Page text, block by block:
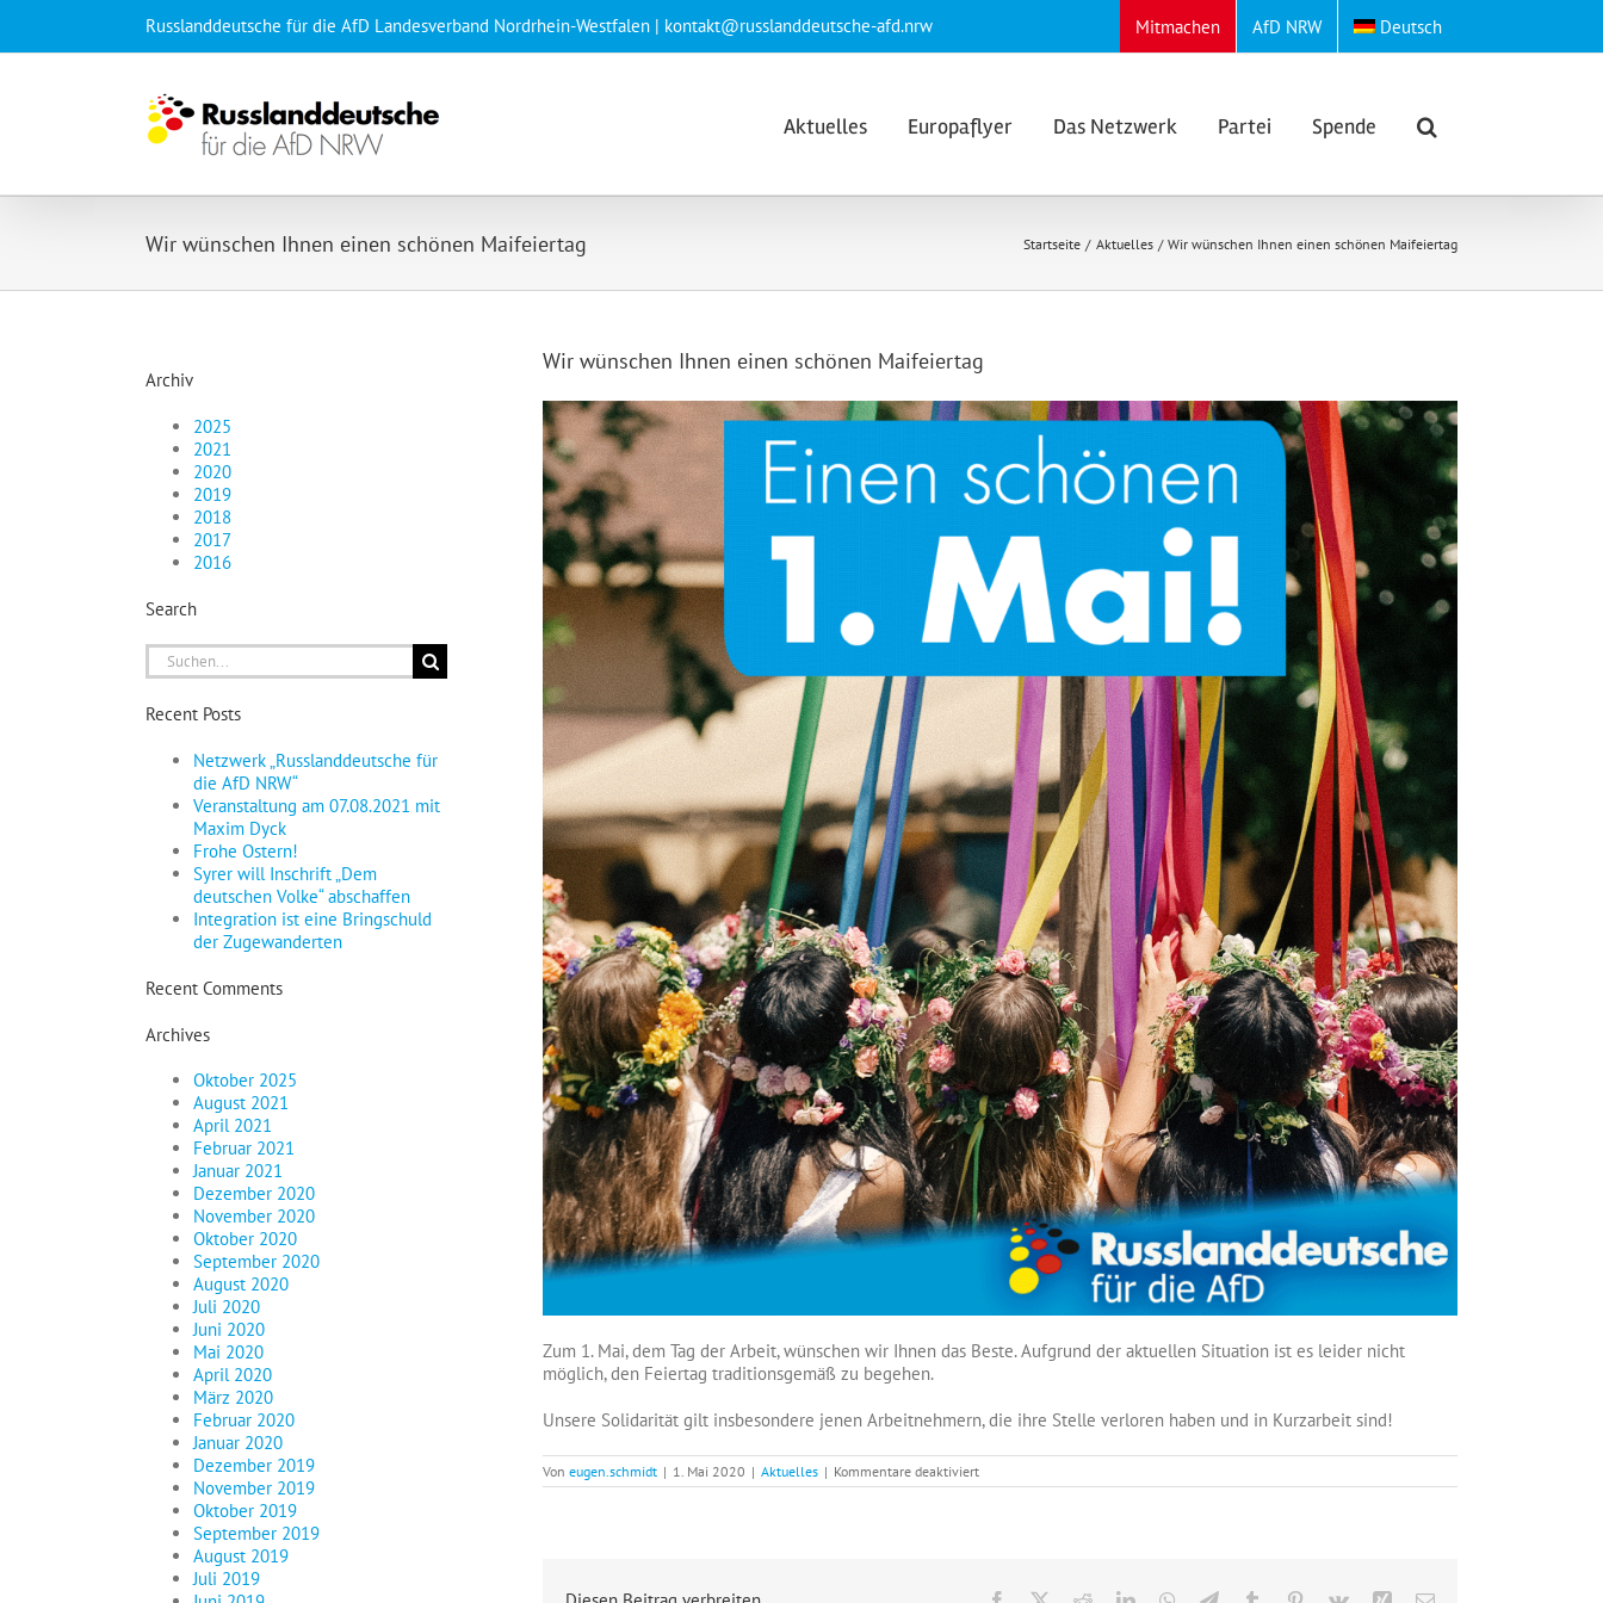
springen
Russlanddeutsche für die AfD Landesverband Nordrhein-Westfalen | kontakt@russlanddeutsche-afd.nrw Mitmachen AfD NRW Deutsch
Aktuelles Europaflyer Das Netzwerk Partei Spende
Wir wünschen Ihnen einen schönen Maifeiertag Startseite Aktuelles Wir wünschen Ihnen einen schönen Maifeiertag
Wir wünschen Ihnen einen schönen Maifeiertag
Zum 1. Mai, dem Tag der Arbeit, wünschen wir Ihnen das Beste. Aufgrund der aktuellen Situation ist es leider nicht
möglich, den Feiertag traditionsgemäß zu begehen.
Unsere Solidarität gilt insbesondere jenen Arbeitnehmern, die ihre Stelle verloren haben und in Kurzarbeit sind!
Von eugen.schmidt | 1. Mai 2020 | Aktuelles | Kommentare deaktiviertfür
Wir
Facebook RedditLinkedInWhatsApp
TelegramTumblr Pinterest
Vk Xing E-
Archiv
2025
2021
2020
2019
2018
2017
2016
Search
Suche
nach:
Recent Posts
Netzwerk „Russlanddeutsche für
die AfD NRW“
Veranstaltung am 07.08.2021 mit
Maxim Dyck
Frohe Ostern!
Syrer will Inschrift „Dem
deutschen Volke“ abschaffen
Integration ist eine Bringschuld
der Zugewanderten
Recent Comments
Archives
Oktober 2025
August 2021
April 2021
Februar 2021
Januar 2021
Dezember 2020
November 2020
Oktober 2020
September 2020
August 2020
Juli 2020
Juni 2020
Mai 2020
April 2020
März 2020
Februar 2020
Januar 2020
Dezember 2019
November 2019
Oktober 2019
September 2019
August 2019
Juli 2019